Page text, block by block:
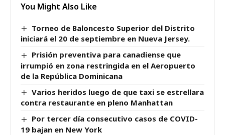
You Might Also Like
Torneo de Baloncesto Superior del Distrito
iniciará el 20 de septiembre en Nueva Jersey.
Prisión preventiva para canadiense que
irrumpió en zona restringida en el Aeropuerto
de la República Dominicana
Varios heridos luego de que taxi se estrellara
contra restaurante en pleno Manhattan
Por tercer día consecutivo casos de COVID-
19 bajan en New York